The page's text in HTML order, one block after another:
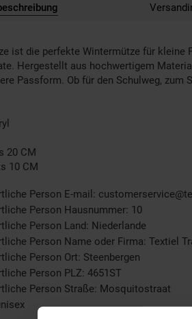
ist die perfekte Wintermütze für kleine
Hergestellt aus hochwertigem
Passform. Ob für den Schulweg,
20 CM
10 CM
Person E-mail:
Person Hausnummer: 10
Person Land: Niederlande
Person Name oder Firma: Textiel
Person Ort: Steenbergen
Person PLZ: 4651ST
Person Straße: Mosquitostraat